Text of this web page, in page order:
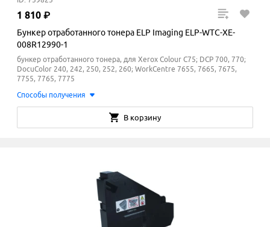
1 810 ₽
Бункер отработанного тонера ELP Imaging ELP-WTC-XE-
008R12990-1
бункер отработанного тонера, для Xerox Colour C75; DCP 700, 770;
DocuColor 240, 242, 250, 252, 260; WorkCentre 7655, 7665, 7675,
7755, 7765, 7775
Способы получения
В корзину